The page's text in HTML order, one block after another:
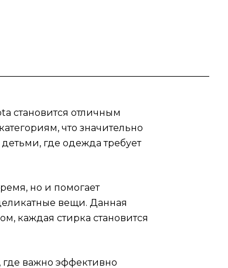
становится отличным
что значительно
где одежда требует
но и помогает
вещи. Данная
каждая стирка становится
важно эффективно